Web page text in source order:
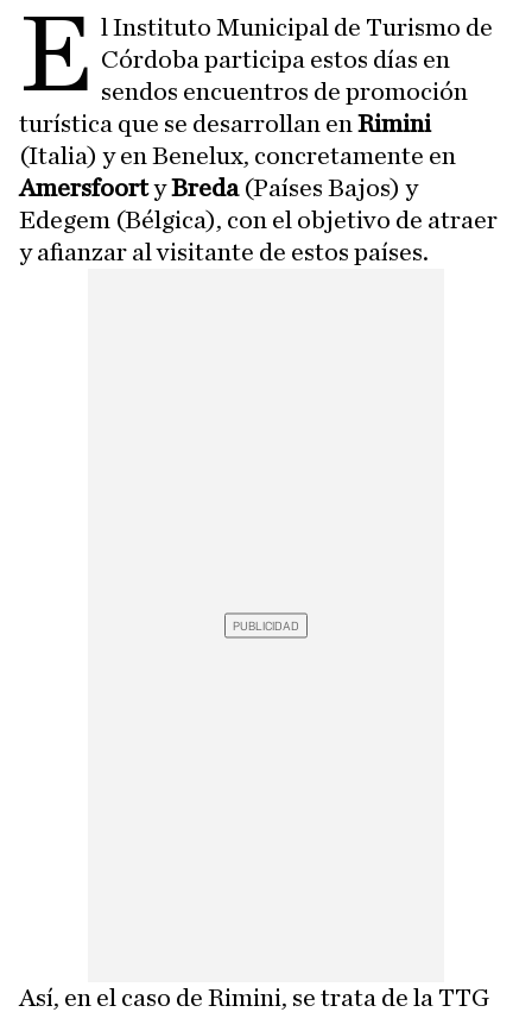
E l Instituto Municipal de Turismo de
Córdoba participa estos días en
sendos encuentros de promoción
turística que se desarrollan en Rimini
(Italia) y en Benelux, concretamente en
AmersfoortyBreda(Países Bajos) y
Edegem (Bélgica), con el objetivo de atraer
y afianzar al visitante de estos países.
Así, en el caso de Rimini, se trata de la TTG